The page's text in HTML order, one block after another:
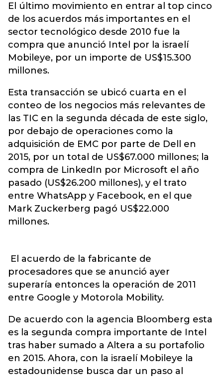
El último movimiento en entrar al top cinco
de los acuerdos más importantes en el
sector tecnológico desde 2010 fue la
compra que anunció Intel por la israelí
Mobileye, por un importe de US$15.300
millones.
Esta transacción se ubicó cuarta en el
conteo de los negocios más relevantes de
las TIC en la segunda década de este siglo,
por debajo de operaciones como la
adquisición de EMC por parte de Dell en
2015, por un total de US$67.000 millones; la
compra de LinkedIn por Microsoft el año
pasado (US$26.200 millones), y el trato
entre WhatsApp y Facebook, en el que
Mark Zuckerberg pagó US$22.000
millones.
El acuerdo de la fabricante de
procesadores que se anunció ayer
superaría entonces la operación de 2011
entre Google y Motorola Mobility.
De acuerdo con la agencia Bloomberg esta
es la segunda compra importante de Intel
tras haber sumado a Altera a su portafolio
en 2015. Ahora, con la israelí Mobileye la
estadounidense busca dar un paso al